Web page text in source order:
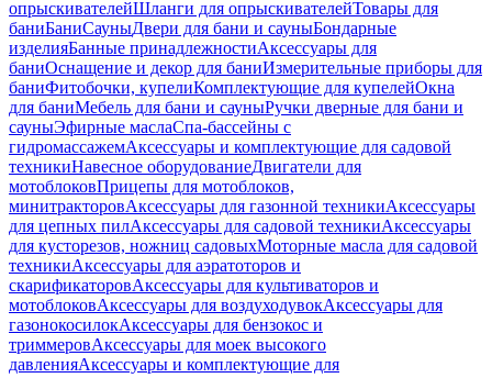
опрыскивателейШланги для опрыскивателейТовары для
баниБаниСауныДвери для бани и сауныБондарные
изделияБанные принадлежностиАксессуары для
баниОснащение и декор для баниИзмерительные приборы для
баниФитобочки, купелиКомплектующие для купелейОкна
для баниМебель для бани и сауныРучки дверные для бани и
сауныЭфирные маслаСпа-бассейны с
гидромассажемАксессуары и комплектующие для садовой
техникиНавесное оборудованиеДвигатели для
мотоблоковПрицепы для мотоблоков,
минитракторовАксессуары для газонной техникиАксессуары
для цепных пилАксессуары для садовой техникиАксессуары
для кусторезов, ножниц садовыхМоторные масла для садовой
техникиАксессуары для аэратоторов и
скарификаторовАксессуары для культиваторов и
мотоблоковАксессуары для воздуходувокАксессуары для
газонокосилокАксессуары для бензокос и
триммеровАксессуары для моек высокого
давленияАксессуары и комплектующие для